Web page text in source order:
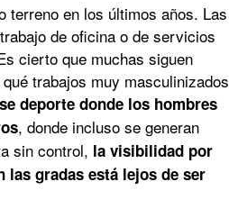
terreno en los últimos años. Las
de oficina o de servicios
cierto que muchas siguen
trabajos muy masculinizados
deporte donde los hombres
, donde incluso se generan
sin control, la visibilidad por
las gradas está lejos de ser